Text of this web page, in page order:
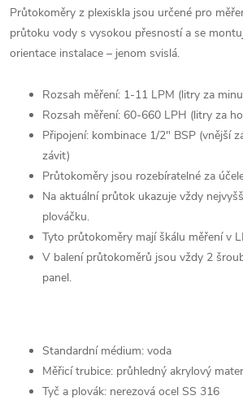
Průtokoměry z plexiskla jsou určené pro
průtoku vody s vysokou přesností a se
orientace instalace – jenom svislá.
Rozsah měření: 1-11 LPM (litry za
Rozsah měření: 60-660 LPH (litry za
Připojení: kombinace 1/2" BSP (vnější
závit)
Průtokoměry jsou rozebíratelné za
Na aktuální průtok ukazuje vždy
plováčku.
Tyto průtokoměry mají škálu měření v
V balení průtokoměrů jsou vždy 2
panel.
Standardní médium: voda
Měřicí trubice: průhledný akrylový
Tyč a plovák: nerezová ocel SS 316